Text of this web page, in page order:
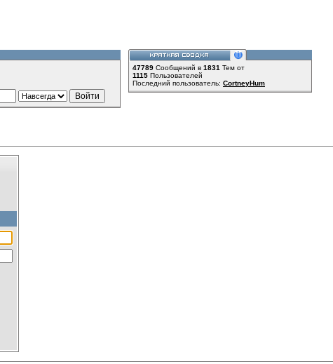
47789 Сообщений в 1831 Тем от
1115 Пользователей
Последний пользователь: CortneyHum